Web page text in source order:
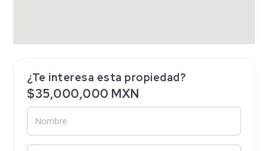
¿Te interesa esta propiedad?
$35,000,000 MXN